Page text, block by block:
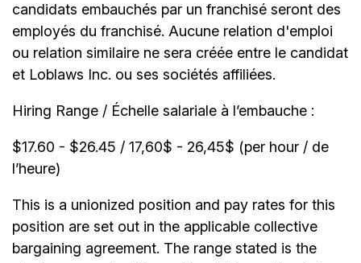
candidats embauchés par un franchisé seront des
employés du franchisé. Aucune relation d'emploi
ou relation similaire ne sera créée entre le candidat
et Loblaws Inc. ou ses sociétés affiliées.
Hiring Range / Échelle salariale à l’embauche :
$17.60 - $26.45 / 17,60$ - 26,45$ (per hour / de
l’heure)
This is a unionized position and pay rates for this
position are set out in the applicable collective
bargaining agreement. The range stated is the